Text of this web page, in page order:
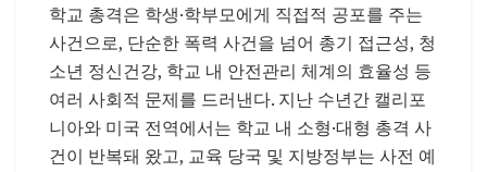
학교 총격은 학생·학부모에게 직접적 공포를 주는
사건으로, 단순한 폭력 사건을 넘어 총기 접근성, 청
소년 정신건강, 학교 내 안전관리 체계의 효율성 등
여러 사회적 문제를 드러낸다. 지난 수년간 캘리포
니아와 미국 전역에서는 학교 내 소형·대형 총격 사
건이 반복돼 왔고, 교육 당국 및 지방정부는 사전 예